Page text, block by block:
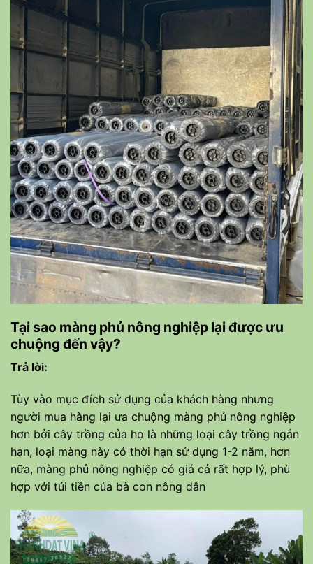
Tại sao màng phủ nông nghiệp lại được ưu
chuộng đến vậy?
Trả lời:
Tùy vào mục đích sử dụng của khách hàng nhưng
người mua hàng lại ưa chuộng màng phủ nông nghiệp
hơn bởi cây trồng của họ là những loại cây trồng ngắn
hạn, loại màng này có thời hạn sử dụng 1-2 năm, hơn
nữa, màng phủ nông nghiệp có giá cả rất hợp lý, phù
hợp với túi tiền của bà con nông dân